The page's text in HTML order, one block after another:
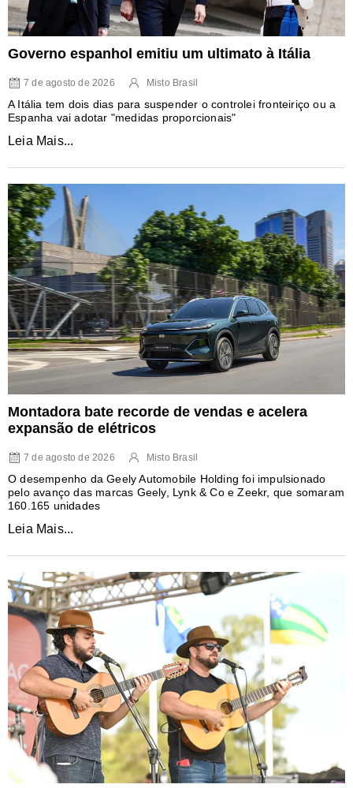
Governo espanhol emitiu um ultimato à Itália
7 de agosto de 2026 Misto Brasil
A Itália tem dois dias para suspender o controlei fronteiriço ou a
Espanha vai adotar "medidas proporcionais"
Leia Mais...
Montadora bate recorde de vendas e acelera
expansão de elétricos
7 de agosto de 2026 Misto Brasil
O desempenho da Geely Automobile Holding foi impulsionado
pelo avanço das marcas Geely, Lynk & Co e Zeekr, que somaram
160.165 unidades
Leia Mais...